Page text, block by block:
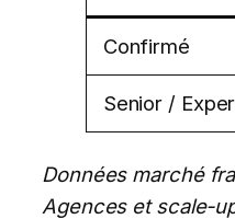
Confirmé
Senior /
Données marché
Agences et scale-